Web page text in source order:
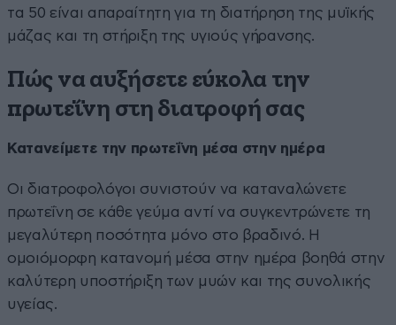
τα 50 είναι απαραίτητη για τη διατήρηση της μυϊκής
μάζας και τη στήριξη της υγιούς γήρανσης.
Πώς να αυξήσετε εύκολα την
πρωτεΐνη στη διατροφή σας
Κατανείμετε την πρωτεΐνη μέσα στην ημέρα
Οι διατροφολόγοι συνιστούν να καταναλώνετε
πρωτεΐνη σε κάθε γεύμα αντί να συγκεντρώνετε τη
μεγαλύτερη ποσότητα μόνο στο βραδινό. Η
ομοιόμορφη κατανομή μέσα στην ημέρα βοηθά στην
καλύτερη υποστήριξη των μυών και της συνολικής
υγείας.